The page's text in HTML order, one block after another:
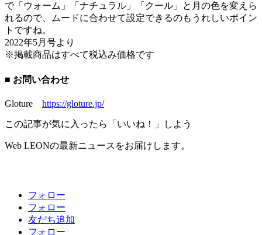
で「ウォーム」「ナチュラル」「クール」と月の色を変えら
れるので、ムードに合わせて設定できるのもうれしいポイン
トですね。
2022年5月号より
※掲載商品はすべて税込み価格です
■ お問い合わせ
Gloture https://gloture.jp/
この記事が気に入ったら「いいね！」しよう
Web LEONの最新ニュースをお届けします。
フォロー
フォロー
友だち追加
フォロー